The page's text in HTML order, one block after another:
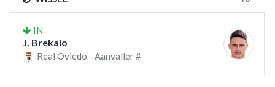
IN
J. Brekalo
Real Oviedo - Aanvaller #